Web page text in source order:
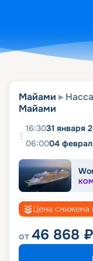
Майами
Майами
16:3031 января
06:0004
Цена снижена
от46 868 ₽